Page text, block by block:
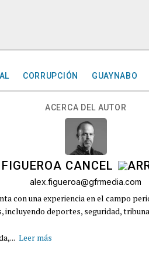
CORRUPCIÓN GUAYNABO
ACERCA DEL AUTOR
CANCEL
alex.figueroa@gfrmedia.com
con una experiencia en el campo
incluyendo deportes, seguridad,
Leer más